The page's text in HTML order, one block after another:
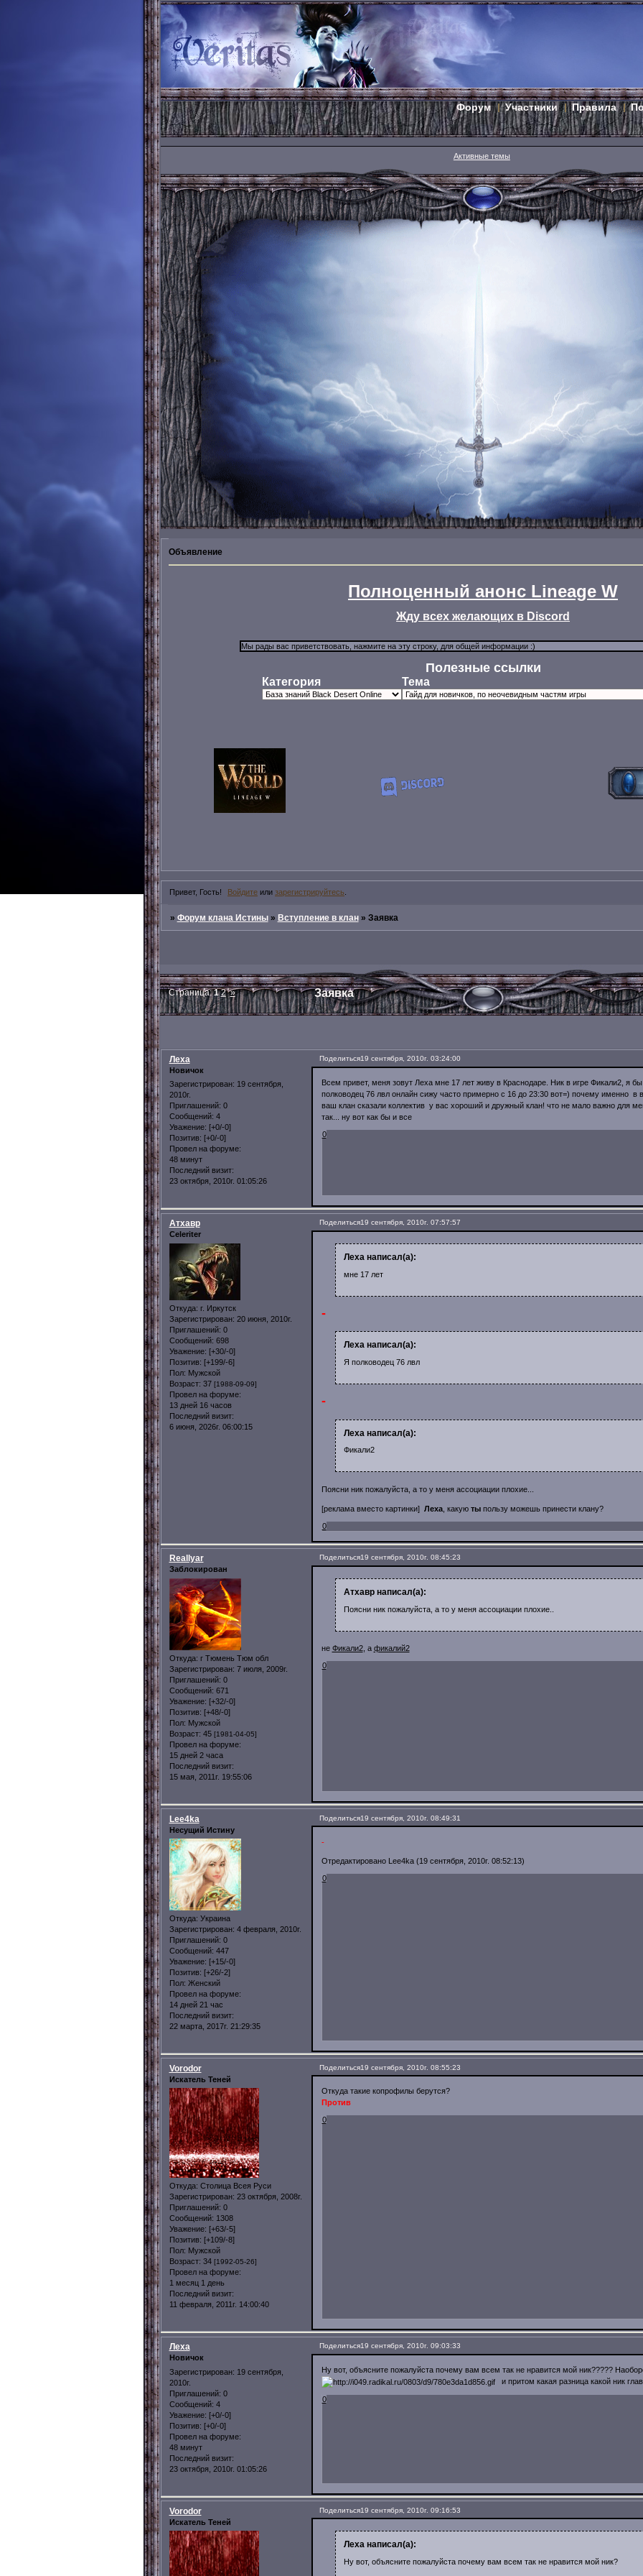
Форум Участники Правила
Активные темы
Объявление
Полноценный анонс Lineage W
Жду всех желающих в Discord
Полезные ссылки
Категория Тема
Привет, Гость! Войдите или зарегистрируйтесь
» Форум клана Истины » Вступление в клан » Заявка
Заявка
Страница:1 2 »
Поделиться19 сентября, 2010г. 03:24:00
Леха
Новичок
Зарегистрирован: 19 сентября,
2010г.
Приглашений: 0
Сообщений: 4
Уважение: [+0/-0]
Позитив: [+0/-0]
Провел на форуме:
48 минут
Последний визит:
23 октября, 2010г. 01:05:26
Всем привет, меня зовут Леха мне 17 лет живу в Краснодаре. Ник в игре Фикали2, я
полководец 76 лвл онлайн сижу часто примерно с 16 до 23:30 вот=) почему именно в
ваш клан сказали коллектив у вас хороший и дружный клан! что не мало важно для
так... ну вот как бы и все
0
Поделиться19 сентября, 2010г. 07:57:57
Атхавр
Celeriter
Откуда: г. Иркутск
Зарегистрирован: 20 июня, 2010г.
Приглашений: 0
Сообщений: 698
Уважение: [+30/-0]
Позитив: [+199/-6]
Пол: Мужской
Возраст: 37 [1988-09-09]
Провел на форуме:
13 дней 16 часов
Последний визит:
6 июня, 2026г. 06:00:15
Леха написал(а):
мне 17 лет
-
Леха написал(а):
Я полководец 76 лвл
-
Леха написал(а):
Фикали2
Поясни ник пожалуйста, а то у меня ассоциации плохие...
[реклама вместо картинки] Леха, какую тыпользу можешь принести клану?
0
Поделиться19 сентября, 2010г. 08:45:23
Reallyar
Заблокирован
Откуда: г Тюмень Тюм обл
Зарегистрирован: 7 июля, 2009г.
Приглашений: 0
Сообщений: 671
Уважение: [+32/-0]
Позитив: [+48/-0]
Пол: Мужской
Возраст: 45 [1981-04-05]
Провел на форуме:
15 дней 2 часа
Последний визит:
15 мая, 2011г. 19:55:06
Атхавр написал(а):
Поясни ник пожалуйста, а то у меня ассоциации плохие..
не Фикали2, а фикалий2
0
Поделиться19 сентября, 2010г. 08:49:31
Lee4ka
Несущий Истину
Откуда: Украина
Зарегистрирован: 4 февраля, 2010г.
Приглашений: 0
Сообщений: 447
Уважение: [+15/-0]
Позитив: [+26/-2]
Пол: Женский
Провел на форуме:
14 дней 21 час
Последний визит:
22 марта, 2017г. 21:29:35
-
Отредактировано Lee4ka (19 сентября, 2010г. 08:52:13)
0
Поделиться19 сентября, 2010г. 08:55:23
Vorodor
Искатель Теней
Откуда: Столица Всея Руси
Зарегистрирован: 23 октября, 2008г.
Приглашений: 0
Сообщений: 1308
Уважение: [+63/-5]
Позитив: [+109/-8]
Пол: Мужской
Возраст: 34 [1992-05-26]
Провел на форуме:
1 месяц 1 день
Последний визит:
11 февраля, 2011г. 14:00:40
Откуда такие копрофилы берутся?
Против
0
Поделиться19 сентября, 2010г. 09:03:33
Леха
Новичок
Зарегистрирован: 19 сентября,
2010г.
Приглашений: 0
Сообщений: 4
Уважение: [+0/-0]
Позитив: [+0/-0]
Провел на форуме:
48 минут
Последний визит:
23 октября, 2010г. 01:05:26
Ну вот, объясните пожалуйста почему вам всем так не нравится мой ник?????
и притом какая разница какой ник
0
Поделиться19 сентября, 2010г. 09:16:53
Vorodor
Искатель Теней
Леха написал(а):
Ну вот, объясните пожалуйста почему вам всем так не нравится мой ник?